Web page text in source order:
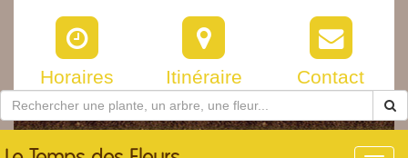
Horaires Itinéraire Contact